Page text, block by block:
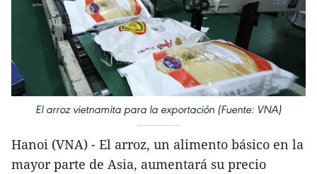
El arroz vietnamita para la exportación (Fuente: VNA)
Hanoi (VNA) - El arroz, un alimento básico en la
mayor parte de Asia, aumentará su precio